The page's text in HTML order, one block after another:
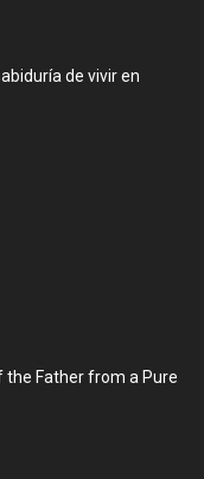
de vivir en
the Father from a Pure